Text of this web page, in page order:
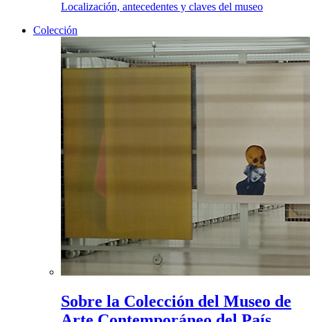
Localización, antecedentes y claves del museo
Colección
Sobre la Colección del Museo de